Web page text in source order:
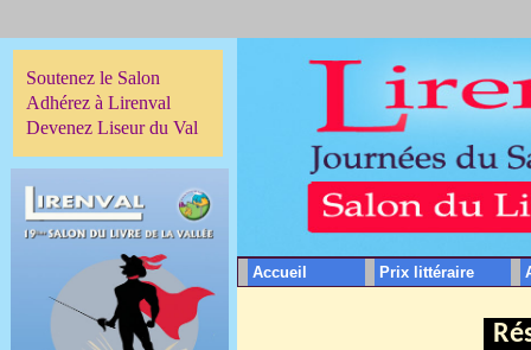
Accueil Prix littéraire
Soutenez le Salon
Adhérez à Lirenval
Devenez Liseur du Val